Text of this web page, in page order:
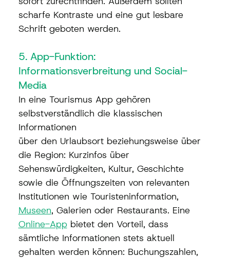
scharfe Kontraste und eine gut lesbare
Schrift geboten werden.
5. App-Funktion:
Informationsverbreitung und Social-
Media
In eine Tourismus App gehören
selbstverständlich die klassischen
Informationen
über den Urlaubsort beziehungsweise über
die Region: Kurzinfos über
Sehenswürdigkeiten, Kultur, Geschichte
sowie die Öffnungszeiten von relevanten
Institutionen wie Touristeninformation,
Museen, Galerien oder Restaurants. Eine
Online-App bietet den Vorteil, dass
sämtliche Informationen stets aktuell
gehalten werden können: Buchungszahlen,